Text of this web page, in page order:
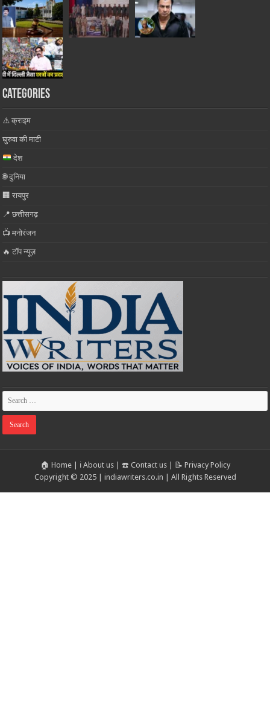
Categories
⚠️ क्राइम
घुरुवा की माटी
देश
🌐 दुनिया
🏢 रायपुर
📍 छत्तीसगढ़
📺 मनोरंजन
🔥 टॉप न्यूज़
🏠 Home| ℹ️ About us| ☎️ Contact us| 📝 Privacy Policy
Copyright © 2025 | indiawriters.co.in | All Rights Reserved